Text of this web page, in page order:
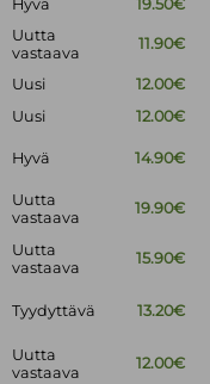
Hyvä 19.50€
Uutta
vastaava
11.90€
Uusi
12.00€
Uusi
12.00€
Hyvä 14.90€
Uutta
vastaava
19.90€
Uutta
vastaava
15.90€
Tyydyttävä 13.20€
Uutta
vastaava
12.00€